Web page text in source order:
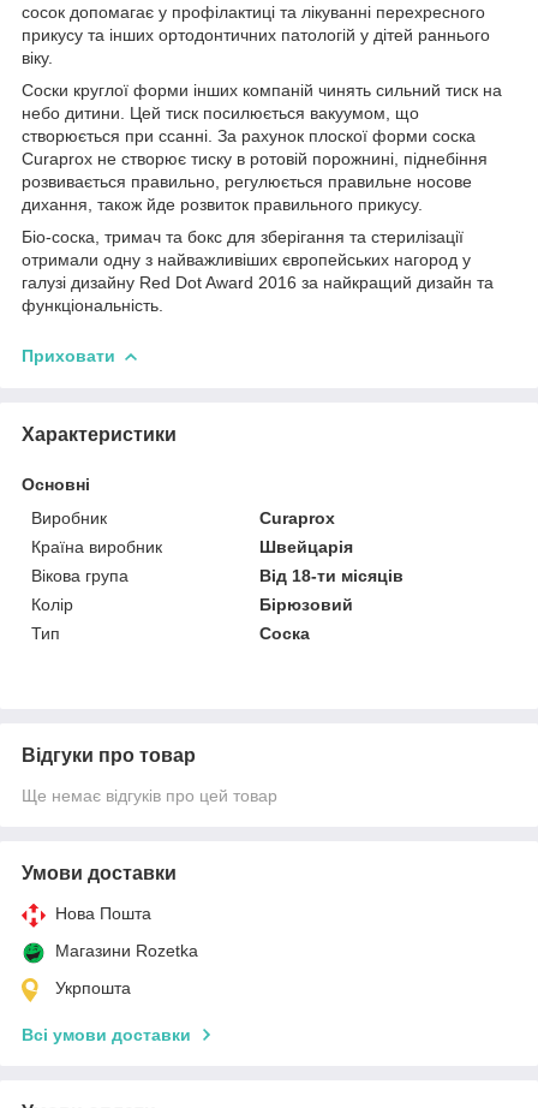
сосок допомагає у профілактиці та лікуванні перехресного
прикусу та інших ортодонтичних патологій у дітей раннього
віку.
Соски круглої форми інших компаній чинять сильний тиск на
небо дитини. Цей тиск посилюється вакуумом, що
створюється при ссанні. За рахунок плоскої форми соска
Curaprox не створює тиску в ротовій порожнині, піднебіння
розвивається правильно, регулюється правильне носове
дихання, також йде розвиток правильного прикусу.
Біо-соска, тримач та бокс для зберігання та стерилізації
отримали одну з найважливіших європейських нагород у
галузі дизайну Red Dot Award 2016 за найкращий дизайн та
функціональність.
Приховати
Характеристики
Основні
Виробник
Curaprox
Країна виробник
Швейцарія
Вікова група
Від 18-ти місяців
Колір
Бірюзовий
Тип
Соска
Відгуки про товар
Ще немає відгуків про цей товар
Умови доставки
Нова Пошта
Магазини Rozetka
Укрпошта
Всі умови доставки